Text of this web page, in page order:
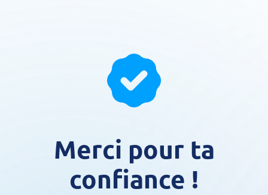
Merci pour ta
confiance !